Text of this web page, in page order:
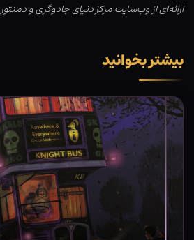
ارائه‌ای از وب‌سایت مرکز دنیای جادوگری و دمنتور
بیشتر بخوانید